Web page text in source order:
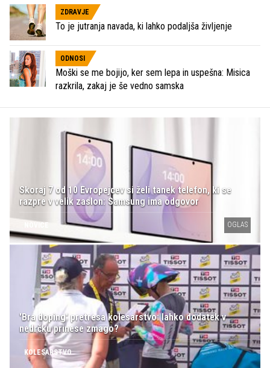
ZDRAVJE
To je jutranja navada, ki lahko podaljša življenje
ODNOSI
Moški se me bojijo, ker sem lepa in uspešna: Misica
razkrila, zakaj je še vedno samska
Skoraj 7 od 10 Evropejcev si želi tanek telefon, ki se
razpre v velik zaslon: Samsung ima odgovor
OGLAS
'Bra doping' pretresa kolesarstvo: lahko dodatek v
nedrčku prinese zmago?
KOLESARSTVO